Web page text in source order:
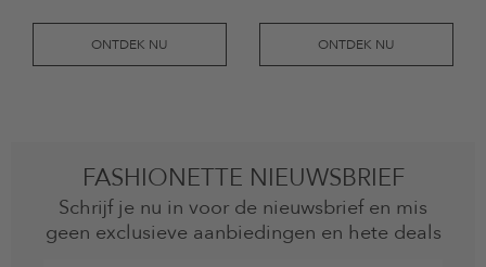
ONTDEK NU ONTDEK NU
FASHIONETTE NIEUWSBRIEF
Schrijf je nu in voor de nieuwsbrief en mis
geen exclusieve aanbiedingen en hete deals